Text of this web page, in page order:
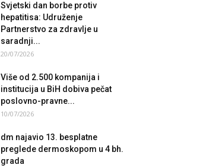
Svjetski dan borbe protiv
hepatitisa: Udruženje
Partnerstvo za zdravlje u
saradnji...
20/07/2026
Više od 2.500 kompanija i
institucija u BiH dobiva pečat
poslovno-pravne...
10/07/2026
dm najavio 13. besplatne
preglede dermoskopom u 4 bh.
grada